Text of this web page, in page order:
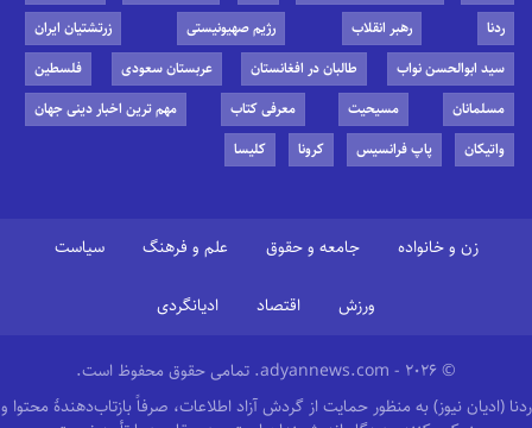
ردنا
رهبر انقلاب رژیم صهیونیستی
زرتشتیان ایران
سید ابوالحسن نواب
طالبان در افغانستان عربستان سعودی
فلسطین
مسلمانان
مسیحیت معرفی کتاب
مهم ترین اخبار دینی جهان
واتیکان
پاپ فرانسیس کرونا کلیسا
زن و خانواده جامعه و حقوق علم و فرهنگ سیاست
ورزش اقتصاد ادیانگردی
© 2026 - adyannews.com. تمامی حقوق محفوظ است.
ردنا (ادیان نیوز) به منظور حمایت از گردش آزاد اطلاعات، صرفاً بازتاب‌دهندهٔ محتوا و